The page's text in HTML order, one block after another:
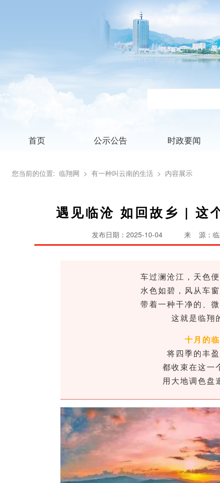
首页 公示公告 时政要闻
您当前的位置: 临翔网 > 有一种叫云南的生活 > 内容展示
遇见临沧 如回故乡 | 这
发布日期：2025-10-04 来 源：临
车过澜沧江，天色
水色如碧，风从车
带着一种干净的、
这就是临翔
十月的
将四季的丰
都收束在这一
用大地调色盘